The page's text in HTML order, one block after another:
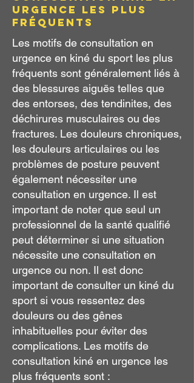
urgence les plus
fréquents
Les motifs de consultation en
urgence en kiné du sport les plus
fréquents sont généralement liés à
des blessures aiguës telles que
des entorses, des tendinites, des
déchirures musculaires ou des
fractures. Les douleurs chroniques,
les douleurs articulaires ou les
problèmes de posture peuvent
également nécessiter une
consultation en urgence. Il est
important de noter que seul un
professionnel de la santé qualifié
peut déterminer si une situation
nécessite une consultation en
urgence ou non. Il est donc
important de consulter un kiné du
sport si vous ressentez des
douleurs ou des gênes
inhabituelles pour éviter des
complications. Les motifs de
consultation kiné en urgence les
plus fréquents sont :